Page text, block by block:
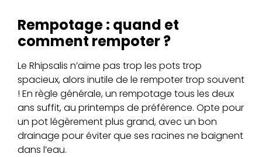
Rempotage : quand et
comment rempoter ?
Le Rhipsalis n’aime pas trop les pots trop
spacieux, alors inutile de le rempoter trop souvent
! En règle générale, un rempotage tous les deux
ans suffit, au printemps de préférence. Opte pour
un pot légèrement plus grand, avec un bon
drainage pour éviter que ses racines ne baignent
dans l’eau.